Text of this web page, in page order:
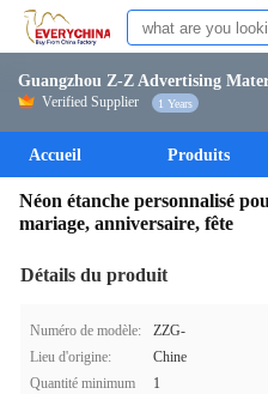
Guangzhou Z-Z Advertising
Verified Supplier 1 Years
Accueil Produits
Néon étanche personnalisé
mariage, anniversaire, fête
Détails du produit
Numéro de modèle:
ZZG-
Lieu d'origine:
Chine
Quantité minimum
1